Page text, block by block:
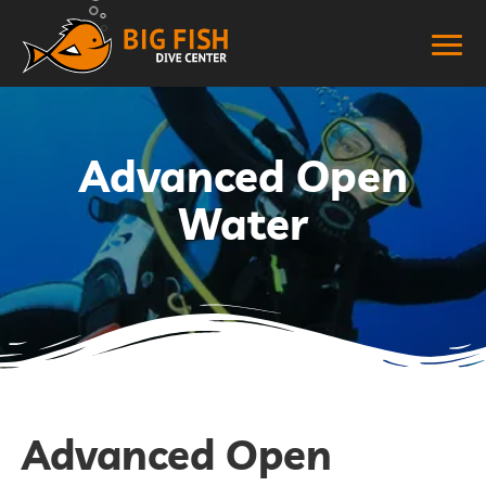
Advanced Open
Water
Advanced Open